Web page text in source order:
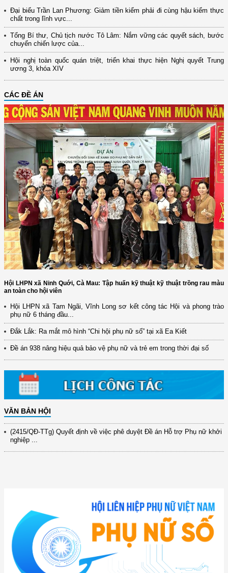
Đại biểu Trần Lan Phương: Giảm tiền kiểm phải đi cùng hậu kiểm thực
chất trong lĩnh vực...
Tổng Bí thư, Chủ tịch nước Tô Lâm: Nắm vững các quyết sách, bước
chuyển chiến lược của...
Hội nghị toàn quốc quán triệt, triển khai thực hiện Nghị quyết Trung
ương 3, khóa XIV
CÁC ĐỀ ÁN
Hội LHPN xã Ninh Quới, Cà Mau: Tập huấn kỹ thuật kỹ thuật trồng rau màu
an toàn cho hội viên
Hội LHPN xã Tam Ngãi, Vĩnh Long sơ kết công tác Hội và phong trào
phụ nữ 6 tháng đầu...
Đắk Lắk: Ra mắt mô hình “Chi hội phụ nữ số” tại xã Ea Kiết
Đề án 938 nâng hiệu quả bảo vệ phụ nữ và trẻ em trong thời đại số
VĂN BẢN HỘI
(12/TB-HĐKH) V/v đăng ký, đề xuất nhiệm vụ Khoa học, công nghệ và
đổi mới ...
(898/KH/ĐCT) Kế hoạch thực hiện Quyết định số 2415/QĐ-TTg ngày
(417/QĐ-BNNMT) Quyết định phê duyệt Chương trình mục tiêu quốc gia
xây dựng ...
(891/KH-ĐCT) Kế hoạch thực hiện Nghị quyết số 72-NQ/TW ngày
9/9/2025 của Bộ ...
(2415/QĐ-TTg) Quyết định về việc phê duyệt Đề án Hỗ trợ Phụ nữ khởi
nghiệp ...